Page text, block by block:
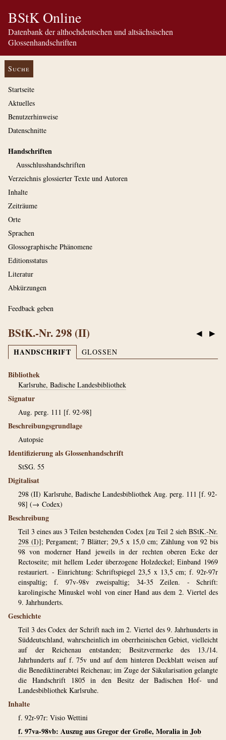
BStK Online
Datenbank der althochdeutschen und altsächsischen
Glossenhandschriften
Suche
Startseite
Aktuelles
Benutzerhinweise
Datenschnitte
Handschriften
Ausschluss­handschriften
Verzeichnis glossierter Texte und Autoren
Inhalte
Zeiträume
Orte
Sprachen
Glossographische Phänomene
Editionsstatus
Literatur
Abkürzungen
Feedback geben
◀ ▶
BStK.-Nr. 298 (II)
HANDSCHRIFT GLOSSEN
Bibliothek
Karlsruhe, Badische Landesbibliothek
Signatur
Aug. perg. 111 [f. 92-98]
Beschreibungsgrundlage
Autopsie
Identifizierung als Glossenhandschrift
StSG. 55
Digitalisat
298 (II) Karlsruhe, Badische Landesbibliothek Aug. perg. 111 [f. 92-
98] (→ Codex)
Beschreibung
Teil 3 eines aus 3 Teilen bestehenden Codex [zu Teil 2 sieh BStK.-Nr.
298 (I)]; Pergament; 7 Blätter; 29,5 x 15,0 cm; Zählung von 92 bis
98 von moderner Hand jeweils in der rechten oberen Ecke der
Rectoseite; mit hellem Leder überzogene Holzdeckel; Einband 1969
restauriert. - Einrichtung: Schriftspiegel 23,5 x 13,5 cm; f. 92r-97r
einspaltig; f. 97v-98v zweispaltig; 34-35 Zeilen. - Schrift:
karolingische Minuskel wohl von einer Hand aus dem 2. Viertel des
9. Jahrhunderts.
Geschichte
Teil 3 des Codex der Schrift nach im 2. Viertel des 9. Jahrhunderts in
Süddeutschland, wahrscheinlich im oberrheinischen Gebiet, vielleicht
auf der Reichenau entstanden; Besitzvermerke des 13./14.
Jahrhunderts auf f. 75v und auf dem hinteren Deckblatt weisen auf
die Benediktinerabtei Reichenau; im Zuge der Säkularisation gelangte
die Handschrift 1805 in den Besitz der Badischen Hof- und
Landesbibliothek Karlsruhe.
Inhalte
f. 92r-97r: Visio Wettini
f. 97va-98vb: Auszug aus Gregor der Große, Moralia in Job